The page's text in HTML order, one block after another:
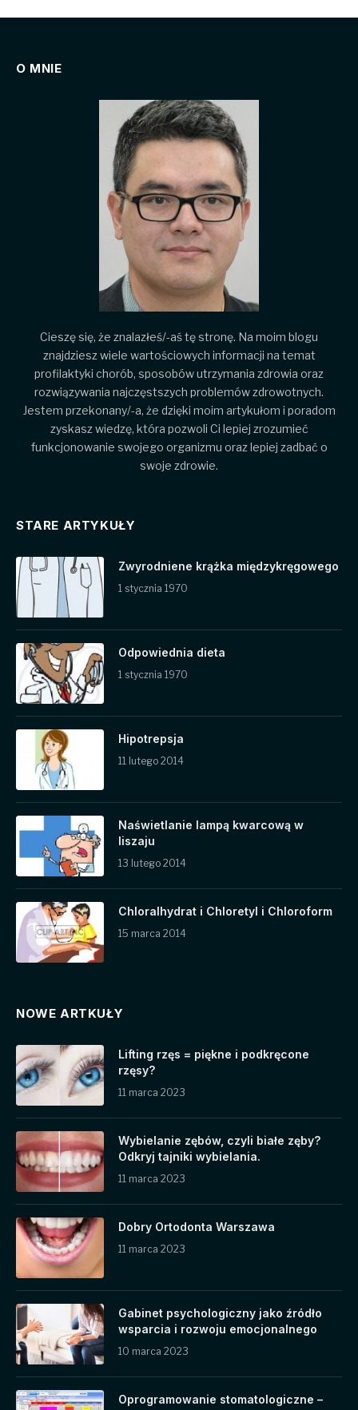
O MNIE
Cieszę się, że znalazłeś/-aś tę stronę. Na moim blogu
znajdziesz wiele wartościowych informacji na temat
profilaktyki chorób, sposobów utrzymania zdrowia oraz
rozwiązywania najczęstszych problemów zdrowotnych.
Jestem przekonany/-a, że dzięki moim artykułom i poradom
zyskasz wiedzę, która pozwoli Ci lepiej zrozumieć
funkcjonowanie swojego organizmu oraz lepiej zadbać o
swoje zdrowie.
STARE ARTYKUŁY
Zwyrodniene krążka międzykręgowego
1 stycznia 1970
Odpowiednia dieta
1 stycznia 1970
Hipotrepsja
11 lutego 2014
Naświetlanie lampą kwarcową w
liszaju
13 lutego 2014
Chloralhydrat i Chloretyl i Chloroform
15 marca 2014
NOWE ARTKUŁY
Lifting rzęs = piękne i podkręcone
rzęsy?
11 marca 2023
Wybielanie zębów, czyli białe zęby?
Odkryj tajniki wybielania.
11 marca 2023
Dobry Ortodonta Warszawa
11 marca 2023
Gabinet psychologiczny jako źródło
wsparcia i rozwoju emocjonalnego
10 marca 2023
Oprogramowanie stomatologiczne –